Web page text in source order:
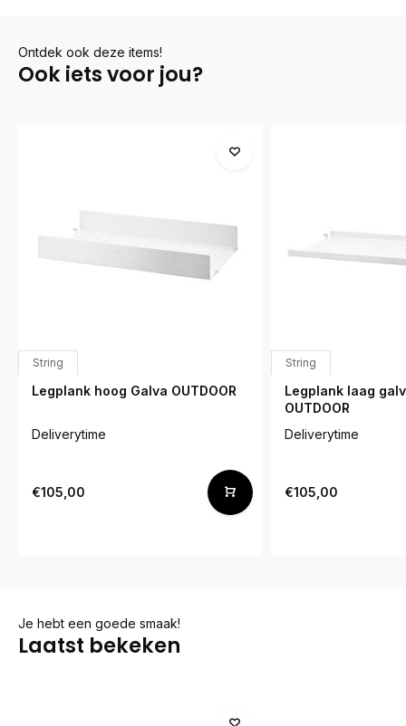
Ontdek ook deze items!
Ook iets voor jou?
String
Legplank hoog Galva OUTDOOR
Deliverytime
€105,00
String
Legplank laag
OUTDOOR
Deliverytime
€105,00
Je hebt een goede smaak!
Laatst bekeken